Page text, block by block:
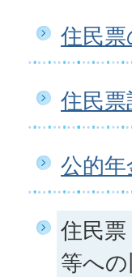
住民
住民
公的
住民
等へ